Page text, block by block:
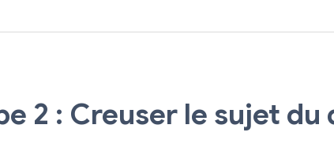
2 : Creuser le sujet